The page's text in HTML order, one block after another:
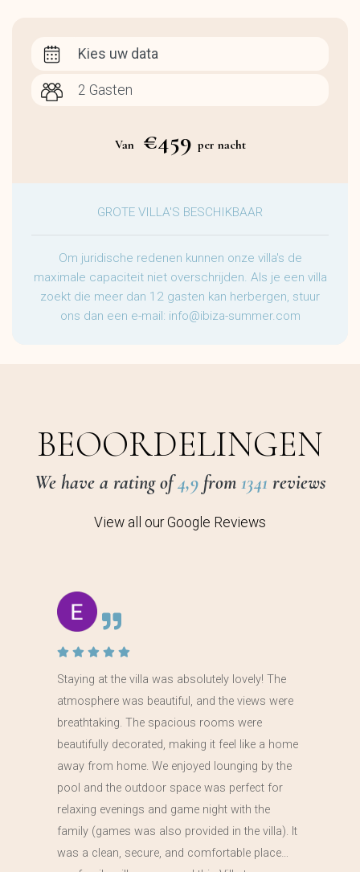
Kies uw data
Van €459 per nacht
GROTE VILLA'S BESCHIKBAAR
Om juridische redenen kunnen onze villa's de
maximale capaciteit niet overschrijden. Als je een villa
zoekt die meer dan 12 gasten kan herbergen, stuur
ons dan een e-mail: info@ibiza-summer.com
BEOORDELINGEN
We have a rating of4,9from 1341 reviews
View all our Google Reviews
Staying at the villa was absolutely lovely! The
atmosphere was beautiful, and the views were
breathtaking. The spacious rooms were
beautifully decorated, making it feel like a home
away from home. We enjoyed lounging by the
pool and the outdoor space was perfect for
relaxing evenings and game night with the
family (games was also provided in the villa). It
was a clean, secure, and comfortable place…